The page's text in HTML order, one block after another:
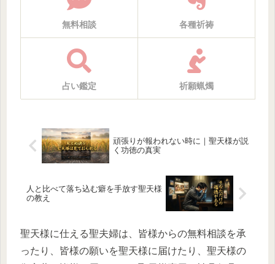
無料相談 各種祈祷
占い鑑定 祈願蝋燭
頑張りが報われない時に｜聖天様が説
く功徳の真実
人と比べて落ち込む癖を手放す聖天様
の教え
聖天様に仕える聖夫婦は、皆様からの無料相談を承
ったり、皆様の願いを聖天様に届けたり、聖天様の